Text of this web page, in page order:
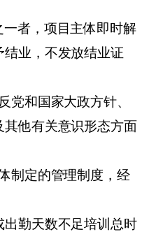
者，项目主体即时解
业，不发放结业证
党和国家大政方针、
他有关意识形态方面
制定的管理制度，经
出勤天数不足培训总时